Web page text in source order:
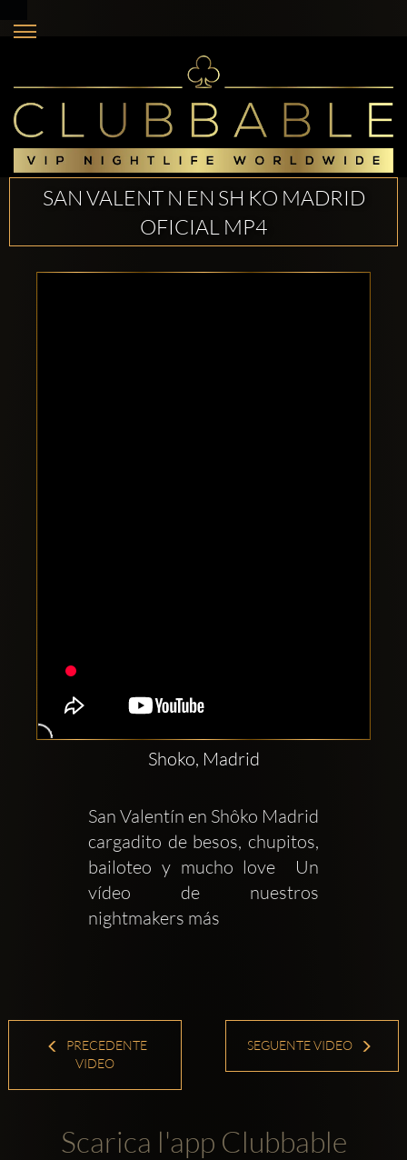
SAN VALENT N EN SH KO MADRID
OFICIAL MP4
Shoko, Madrid
San Valentín en Shôko Madrid
cargadito de besos, chupitos,
bailoteo y mucho love  Un
vídeo de nuestros
nightmakers más
PRECEDENTE
VIDEO
SEGUENTE VIDEO
Scarica l'app Clubbable